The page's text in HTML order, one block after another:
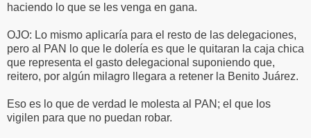
haciendo lo que se les venga en gana.
OJO: Lo mismo aplicaría para el resto de las delegaciones,
pero al PAN lo que le dolería es que le quitaran la caja chica
que representa el gasto delegacional suponiendo que,
reitero, por algún milagro llegara a retener la Benito Juárez.
Eso es lo que de verdad le molesta al PAN; el que los
vigilen para que no puedan robar.